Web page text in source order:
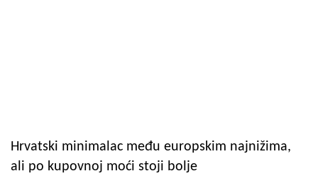
Hrvatski minimalac među europskim najnižima,
ali po kupovnoj moći stoji bolje